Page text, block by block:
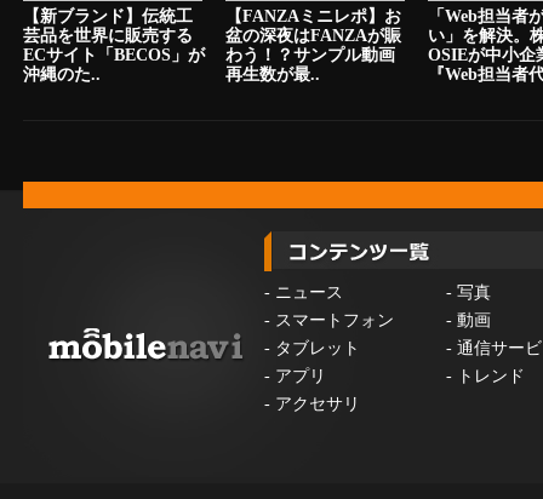
【新ブランド】伝統工
芸品を世界に販売する
ECサイト「BECOS」が
沖縄のた..
【FANZAミニレポ】お
盆の深夜はFANZAが賑
わう！？サンプル動画
再生数が最..
「Web担当者
い」を解決。
OSIEが中小企
『Web担当者
- ニュース - 写真
- スマートフォン - 動画
- タブレット - 通信サー
- アプリ -
トレンド
- アクセサリ